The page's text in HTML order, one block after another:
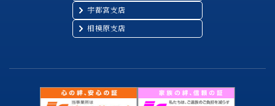
宇都宮支店
相模原支店